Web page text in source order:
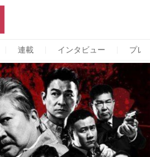
連載 インタビュー プレ